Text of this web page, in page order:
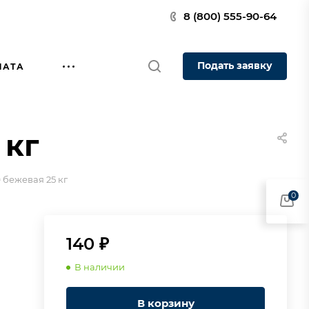
8 (800) 555-90-64
Подать заявку
25 кг
140 ₽
В наличии
В корзину
0